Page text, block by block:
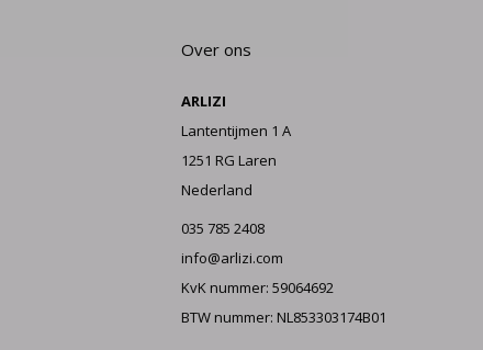
Over ons
ARLIZI
Lantentijmen 1 A
1251 RG Laren
Nederland
035 785 2408
info@arlizi.com
KvK nummer: 59064692
BTW nummer: NL853303174B01